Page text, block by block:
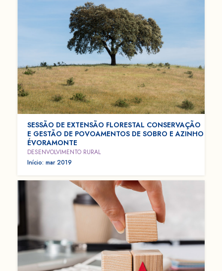
SESSÃO DE EXTENSÃO FLORESTAL CONSERVAÇÃO
E GESTÃO DE POVOAMENTOS DE SOBRO E AZINHO
ÉVORAMONTE
DESENVOLVIMENTO RURAL
Início: mar 2019